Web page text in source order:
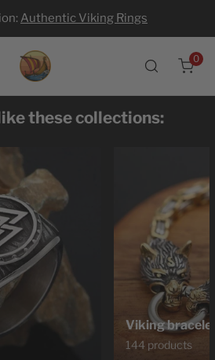
Authentic Viking Rings
0
these collections:
Viking
144 products